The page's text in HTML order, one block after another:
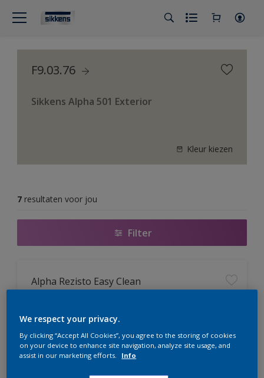
F9.03.76
Sikkens Alpha 501 Exterior
Kleur kiezen
7 resultaten voor jou
Filter
Alpha Rezisto Easy Clean
reinigbaar
Water-, vuil- en vetafstotend
Extreem schrobvast (klasse 1
volgens DIN EN 13300)
We respect your privacy.
By clicking “Accept All Cookies”, you agree to the storing of cookies
on your device to enhance site navigation, analyze site usage, and
assist in our marketing efforts.
Info